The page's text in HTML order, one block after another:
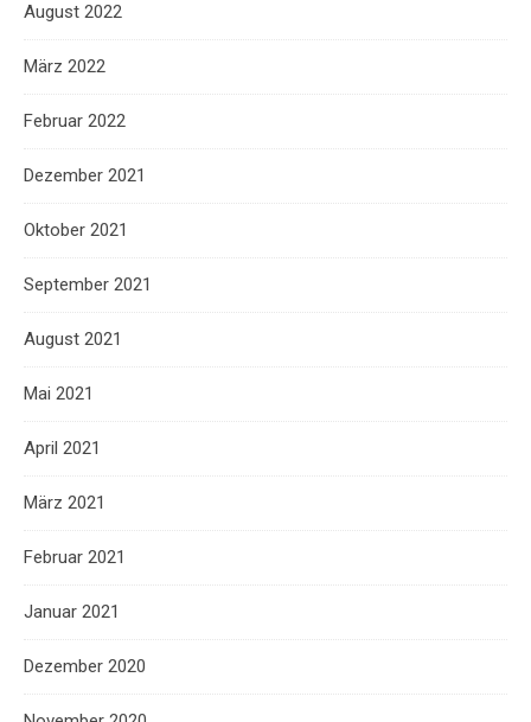
August 2022
März 2022
Februar 2022
Dezember 2021
Oktober 2021
September 2021
August 2021
Mai 2021
April 2021
März 2021
Februar 2021
Januar 2021
Dezember 2020